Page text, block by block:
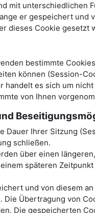
mit unterschiedlichen
er gespeichert und
dieses Cookie gesetzt
bestimmte
können (Session-
es sich um
von Ihnen
Dauer Ihrer Sitzung
schließen.
über einen
späteren
und von diesem
Übertragung von
Die gespeicherten